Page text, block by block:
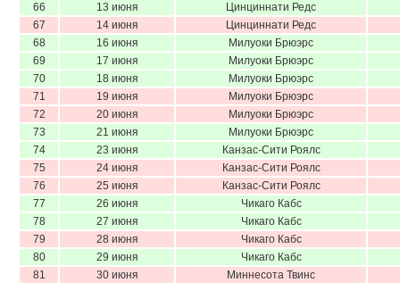
66 13 июня
Цинциннати Редс
67
14 июня
Цинциннати Редс
68
16 июня
Милуоки Брюэрс
69
17 июня
Милуоки Брюэрс
70
18 июня
Милуоки Брюэрс
71
19 июня
Милуоки Брюэрс
72
20 июня
Милуоки Брюэрс
73
21 июня
Милуоки Брюэрс
74
23 июня
Канзас-Сити Роялс
75
24 июня
Канзас-Сити Роялс
76
25 июня
Канзас-Сити Роялс
77
26 июня
Чикаго Кабс
78
27 июня
Чикаго Кабс
79
28 июня
Чикаго Кабс
80
29 июня
Чикаго Кабс
81
30 июня Миннесота Твинс